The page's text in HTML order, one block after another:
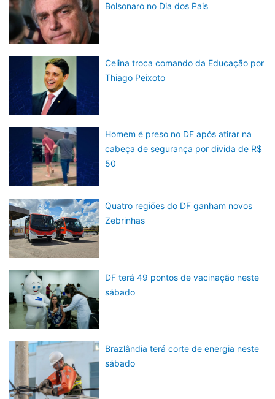
Bolsonaro no Dia dos Pais
Celina troca comando da Educação por
Thiago Peixoto
Homem é preso no DF após atirar na
cabeça de segurança por divida de R$
50
Quatro regiões do DF ganham novos
Zebrinhas
DF terá 49 pontos de vacinação neste
sábado
Brazlândia terá corte de energia neste
sábado